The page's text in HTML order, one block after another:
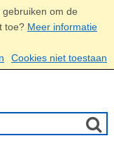
om de
toe? Meer informatie
Cookies niet toestaan